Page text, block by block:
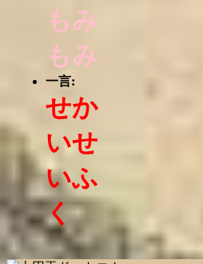
もみ
もみ
一言:
せか
いせ
いふ
く